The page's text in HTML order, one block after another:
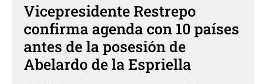
Vicepresidente Restrepo
confirma agenda con 10 países
antes de la posesión de
Abelardo de la Espriella